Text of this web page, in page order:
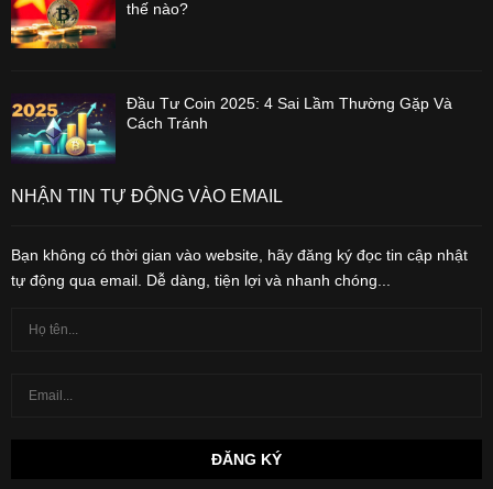
thế nào?
Đầu Tư Coin 2025: 4 Sai Lầm Thường Gặp Và
Cách Tránh
NHẬN TIN TỰ ĐỘNG VÀO EMAIL
Bạn không có thời gian vào website, hãy đăng ký đọc tin cập nhật
tự động qua email. Dễ dàng, tiện lợi và nhanh chóng...